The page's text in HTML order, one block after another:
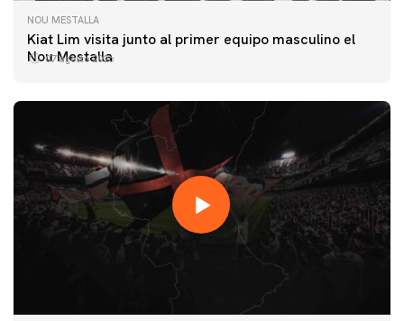
NOU MESTALLA
Kiat Lim visita junto al primer equipo masculino el
Nou Mestalla
07 agosto 2026